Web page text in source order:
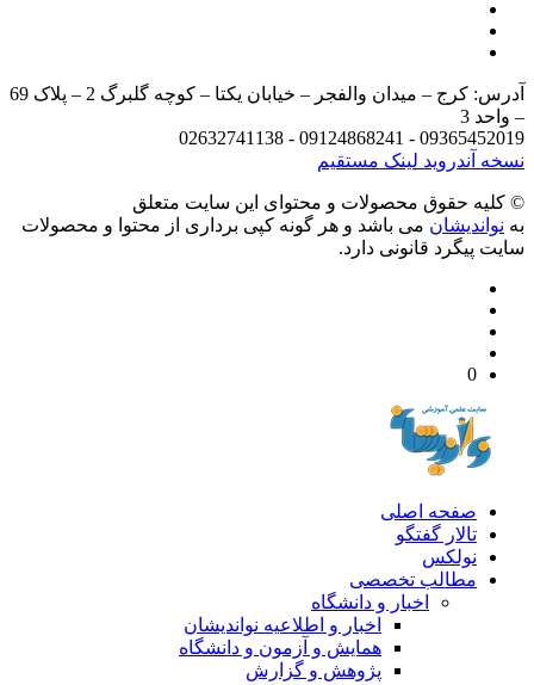
آدرس: کرج – میدان والفجر – خیابان یکتا – کوچه گلبرگ 2 – پلاک 69
3
09365452019 - 09124868241 -
آندرویدلینک مستقیم
حقوق محصولات و محتوای اين سایت متعلق
می باشد و هر گونه کپی برداری از محتوا و محصولات
پیگرد قانونی دارد.
صفحه اصلی
تالار گفتگو
نولکس
مطالب تخصصی
اخبار و دانشگاه
اخبار و اطلاعیه نواندیشان
همایش و آزمون و دانشگاه
پژوهش و گزارش